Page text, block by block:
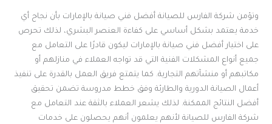
وتؤمن شركة الفارس للصيانة أفضل فني صيانة بالإمارات بأن نجاح أي
خدمة يعتمد بشكل أساسي على كفاءة العنصر البشري، لذلك تحرص
على اختيار أفضل فني صيانة بالإمارات ليكون قادرًا على التعامل مع
جميع أنواع المشكلات الفنية التي قد تواجه العملاء في منازلهم أو
مكاتبهم أو منشآتهم التجارية. كما يتمتع فريق العمل بالقدرة على تنفيذ
أعمال الصيانة الدورية والطارئة وفق خطط مدروسة تضمن تحقيق
أفضل النتائج الممكنة. لذلك يشعر العملاء بالثقة عند التعامل مع
شركة الفارس للصيانة لأنهم يعلمون أنهم يحصلون على خدمات